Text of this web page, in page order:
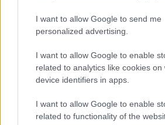
I want to allow Google to send me
personalized advertising.
I want to allow Google to enable
related to analytics like cookies on
device identifiers in apps.
I want to allow Google to enable
related to functionality of the